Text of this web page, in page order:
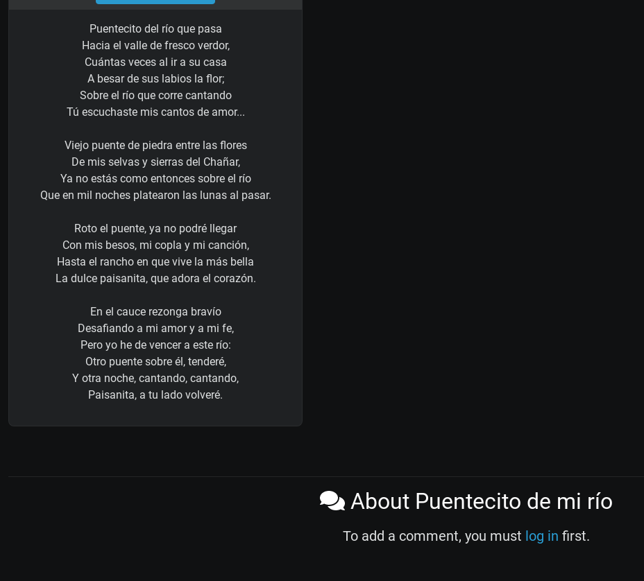
Puentecito del río que pasa
Hacia el valle de fresco verdor,
Cuántas veces al ir a su casa
A besar de sus labios la flor;
Sobre el río que corre cantando
Tú escuchaste mis cantos de amor...
Viejo puente de piedra entre las flores
De mis selvas y sierras del Chañar,
Ya no estás como entonces sobre el río
Que en mil noches platearon las lunas al pasar.
Roto el puente, ya no podré llegar
Con mis besos, mi copla y mi canción,
Hasta el rancho en que vive la más bella
La dulce paisanita, que adora el corazón.
En el cauce rezonga bravío
Desafiando a mi amor y a mi fe,
Pero yo he de vencer a este río:
Otro puente sobre él, tenderé,
Y otra noche, cantando, cantando,
Paisanita, a tu lado volveré.
About Puentecito de mi río
To add a comment, you must log in first.